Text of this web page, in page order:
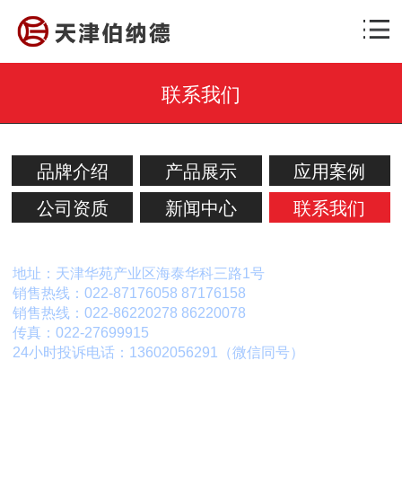
联系我们
品牌介绍 产品展示
应用案例
公司资质
新闻中心 联系我们
地址：天津华苑产业区海泰华科三路1号
销售热线：022-87176058 87176158
销售热线：022-86220278 86220078
传真：022-27699915
24小时投诉电话：13602056291（微信同号）